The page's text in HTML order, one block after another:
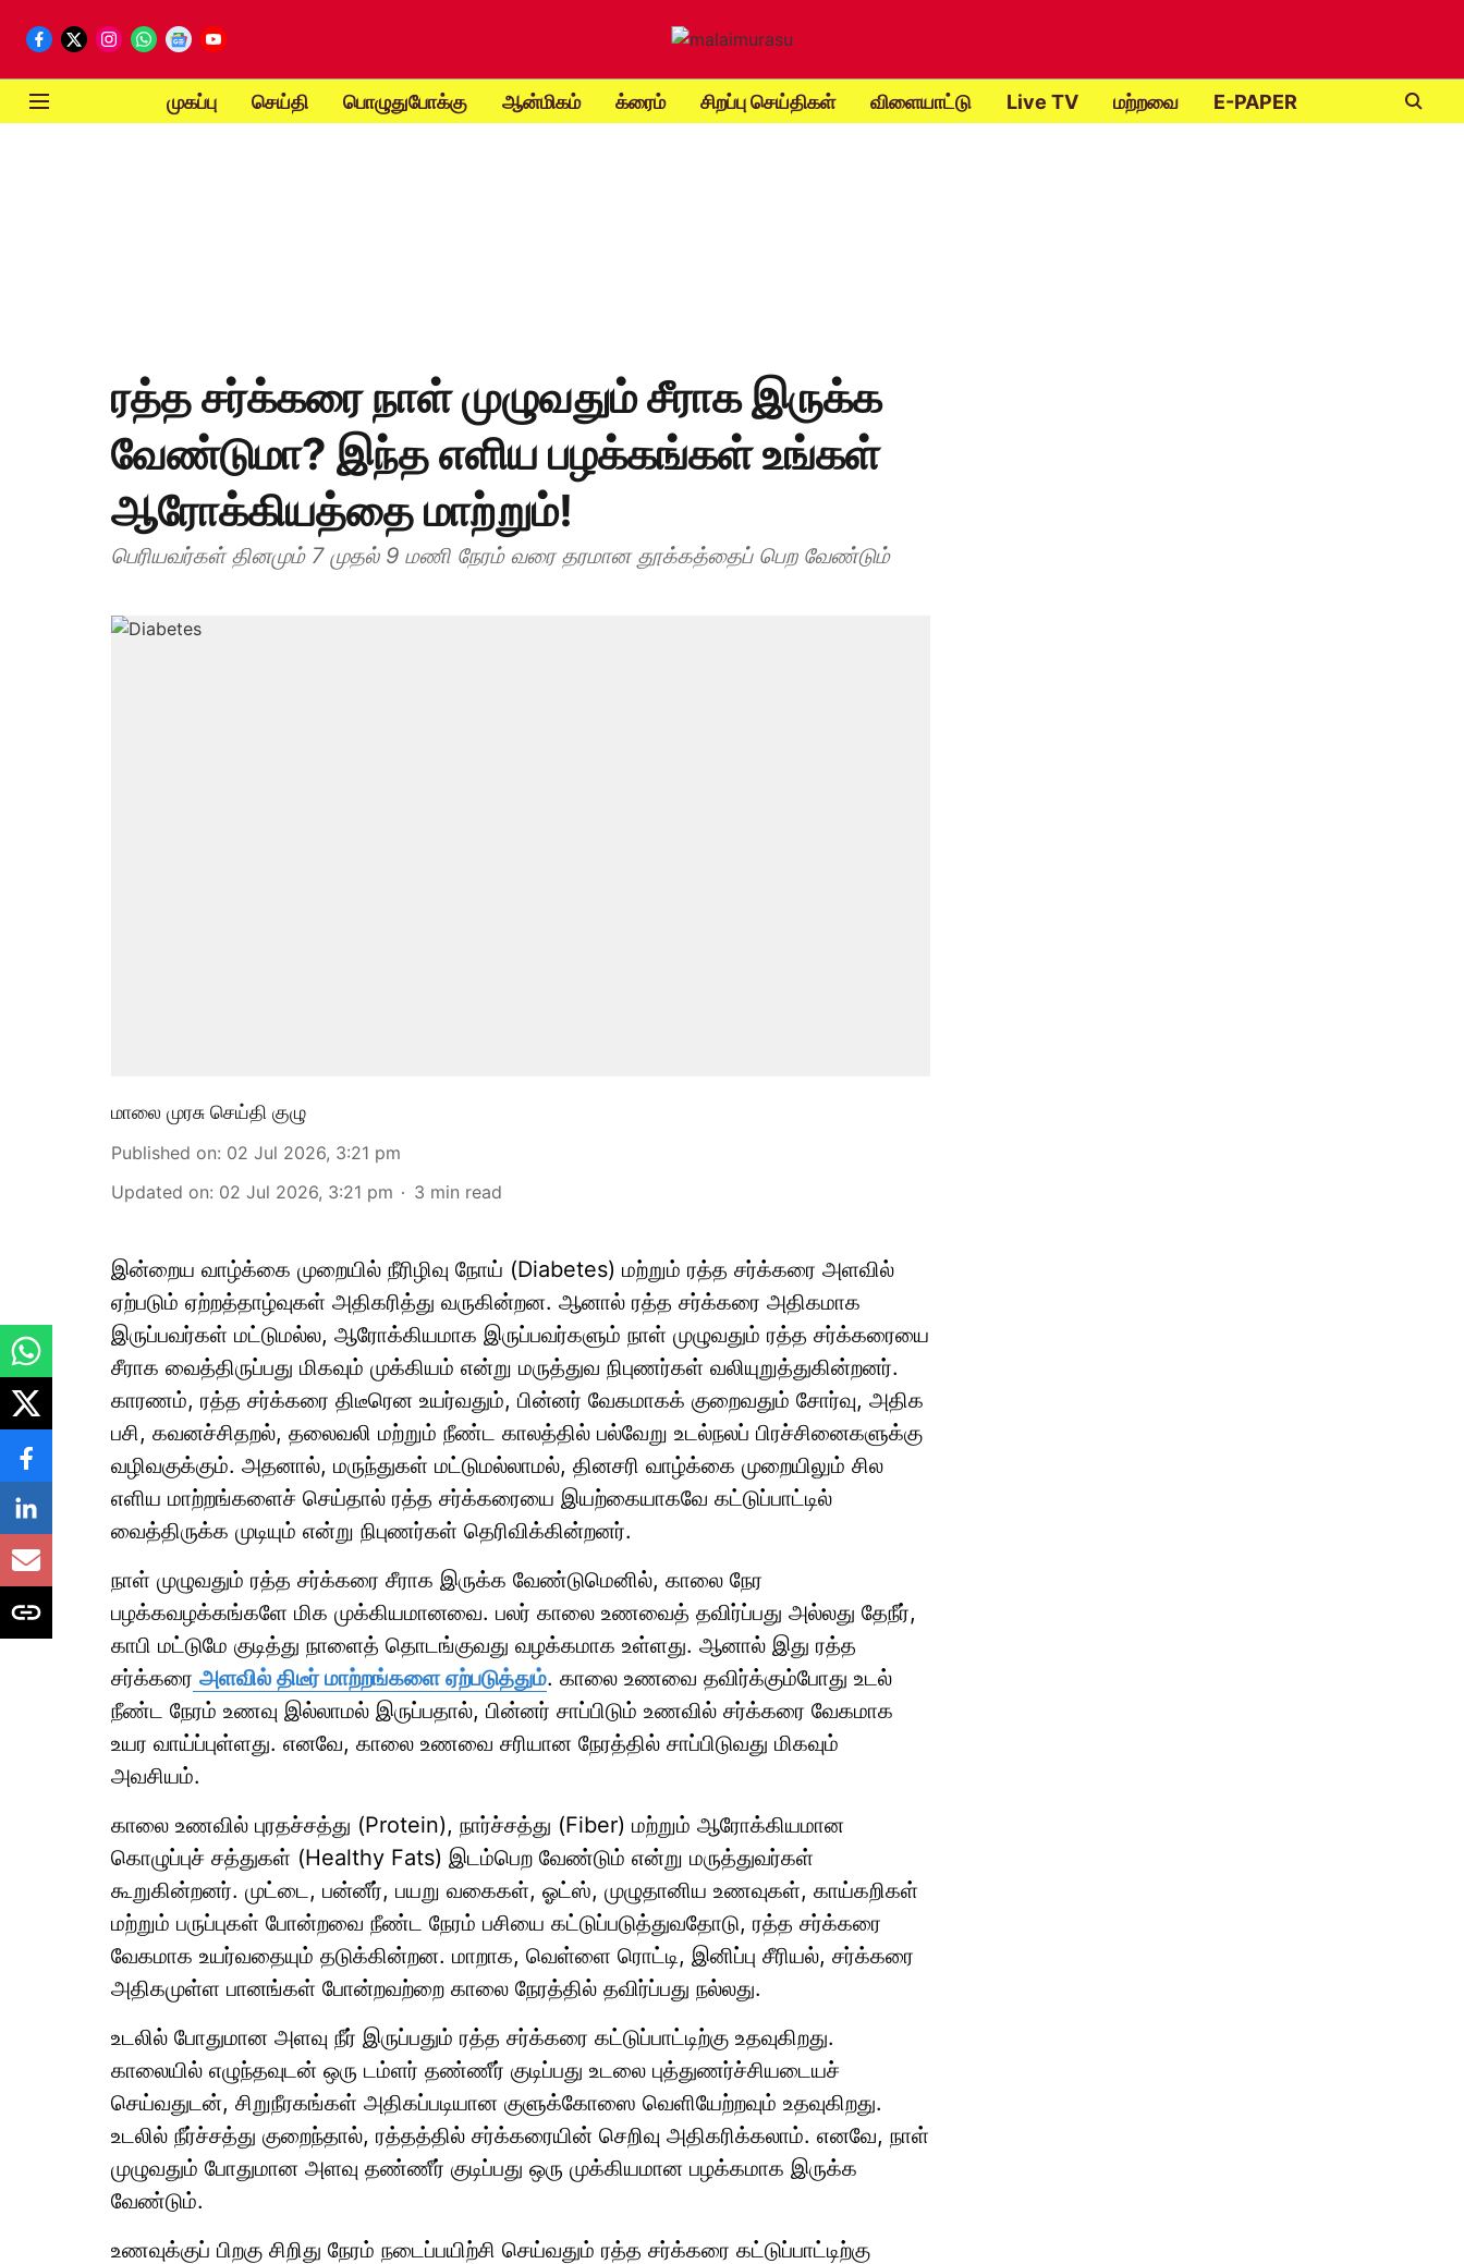
முகப்பு செய்தி பொழுதுபோக்கு ஆன்மிகம் க்ரைம் சிறப்பு செய்திகள் விளையாட்டு Live TV மற்றவை E-PAPER
ரத்த சர்க்கரை நாள் முழுவதும் சீராக இருக்க
வேண்டுமா? இந்த எளிய பழக்கங்கள் உங்கள்
ஆரோக்கியத்தை மாற்றும்!
பெரியவர்கள் தினமும் 7 முதல் 9 மணி நேரம் வரை தரமான தூக்கத்தைப் பெற வேண்டும்
மாலை முரசு செய்தி குழு
Published on: 02 Jul 2026, 3:21 pm
Updated on: 02 Jul 2026, 3:21 pm 3 min read
இன்றைய வாழ்க்கை முறையில் நீரிழிவு நோய் (Diabetes) மற்றும் ரத்த சர்க்கரை அளவில்
ஏற்படும் ஏற்றத்தாழ்வுகள் அதிகரித்து வருகின்றன. ஆனால் ரத்த சர்க்கரை அதிகமாக
இருப்பவர்கள் மட்டுமல்ல, ஆரோக்கியமாக இருப்பவர்களும் நாள் முழுவதும் ரத்த சர்க்கரையை
சீராக வைத்திருப்பது மிகவும் முக்கியம் என்று மருத்துவ நிபுணர்கள் வலியுறுத்துகின்றனர்.
காரணம், ரத்த சர்க்கரை திடீரென உயர்வதும், பின்னர் வேகமாகக் குறைவதும் சோர்வு, அதிக
பசி, கவனச்சிதறல், தலைவலி மற்றும் நீண்ட காலத்தில் பல்வேறு உடல்நலப் பிரச்சினைகளுக்கு
வழிவகுக்கும். அதனால், மருந்துகள் மட்டுமல்லாமல், தினசரி வாழ்க்கை முறையிலும் சில
எளிய மாற்றங்களைச் செய்தால் ரத்த சர்க்கரையை இயற்கையாகவே கட்டுப்பாட்டில்
வைத்திருக்க முடியும் என்று நிபுணர்கள் தெரிவிக்கின்றனர்.
நாள் முழுவதும் ரத்த சர்க்கரை சீராக இருக்க வேண்டுமெனில், காலை நேர
பழக்கவழக்கங்களே மிக முக்கியமானவை. பலர் காலை உணவைத் தவிர்ப்பது அல்லது தேநீர்,
காபி மட்டுமே குடித்து நாளைத் தொடங்குவது வழக்கமாக உள்ளது. ஆனால் இது ரத்த
சர்க்கரை அளவில் திடீர் மாற்றங்களை ஏற்படுத்தும். காலை உணவை தவிர்க்கும்போது உடல்
நீண்ட நேரம் உணவு இல்லாமல் இருப்பதால், பின்னர் சாப்பிடும் உணவில் சர்க்கரை வேகமாக
உயர வாய்ப்புள்ளது. எனவே, காலை உணவை சரியான நேரத்தில் சாப்பிடுவது மிகவும்
அவசியம்.
காலை உணவில் புரதச்சத்து (Protein), நார்ச்சத்து (Fiber) மற்றும் ஆரோக்கியமான
கொழுப்புச் சத்துகள் (Healthy Fats) இடம்பெற வேண்டும் என்று மருத்துவர்கள்
கூறுகின்றனர். முட்டை, பன்னீர், பயறு வகைகள், ஓட்ஸ், முழுதானிய உணவுகள், காய்கறிகள்
மற்றும் பருப்புகள் போன்றவை நீண்ட நேரம் பசியை கட்டுப்படுத்துவதோடு, ரத்த சர்க்கரை
வேகமாக உயர்வதையும் தடுக்கின்றன. மாறாக, வெள்ளை ரொட்டி, இனிப்பு சீரியல், சர்க்கரை
அதிகமுள்ள பானங்கள் போன்றவற்றை காலை நேரத்தில் தவிர்ப்பது நல்லது.
உடலில் போதுமான அளவு நீர் இருப்பதும் ரத்த சர்க்கரை கட்டுப்பாட்டிற்கு உதவுகிறது.
காலையில் எழுந்தவுடன் ஒரு டம்ளர் தண்ணீர் குடிப்பது உடலை புத்துணர்ச்சியடையச்
செய்வதுடன், சிறுநீரகங்கள் அதிகப்படியான குளுக்கோஸை வெளியேற்றவும் உதவுகிறது.
உடலில் நீர்ச்சத்து குறைந்தால், ரத்தத்தில் சர்க்கரையின் செறிவு அதிகரிக்கலாம். எனவே, நாள்
முழுவதும் போதுமான அளவு தண்ணீர் குடிப்பது ஒரு முக்கியமான பழக்கமாக இருக்க
வேண்டும்.
உணவுக்குப் பிறகு சிறிது நேரம் நடைப்பயிற்சி செய்வதும் ரத்த சர்க்கரை கட்டுப்பாட்டிற்கு